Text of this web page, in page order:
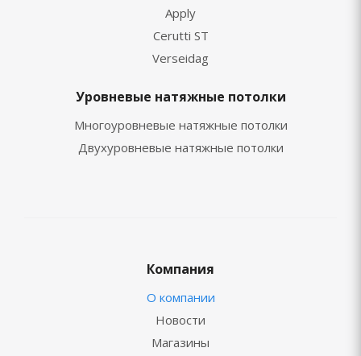
Apply
Cerutti ST
Verseidag
Уровневые натяжные потолки
Многоуровневые натяжные потолки
Двухуровневые натяжные потолки
Компания
О компании
Новости
Магазины